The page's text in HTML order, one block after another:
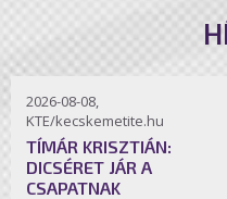
2026-08-08,
KTE/kecskemetite.hu
TÍMÁR KRISZTIÁN:
DICSÉRET JÁR A
CSAPATNAK